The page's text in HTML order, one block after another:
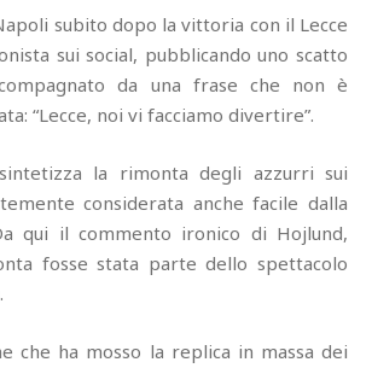
subito dopo la vittoria con il Lecce
sui social, pubblicando uno scatto
da una frase che non è
“Lecce, noi vi facciamo divertire”.
la rimonta degli azzurri sui
considerata anche facile dalla
qui il commento ironico di Hojlund,
fosse stata parte dello spettacolo
che ha mosso la replica in massa dei